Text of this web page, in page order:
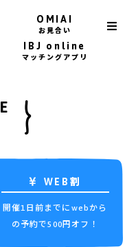
OMIAI
お見合い
IBJ online
マッチングアプリ
WEB割
開催1日前までにwebから
の予約で500円オフ！